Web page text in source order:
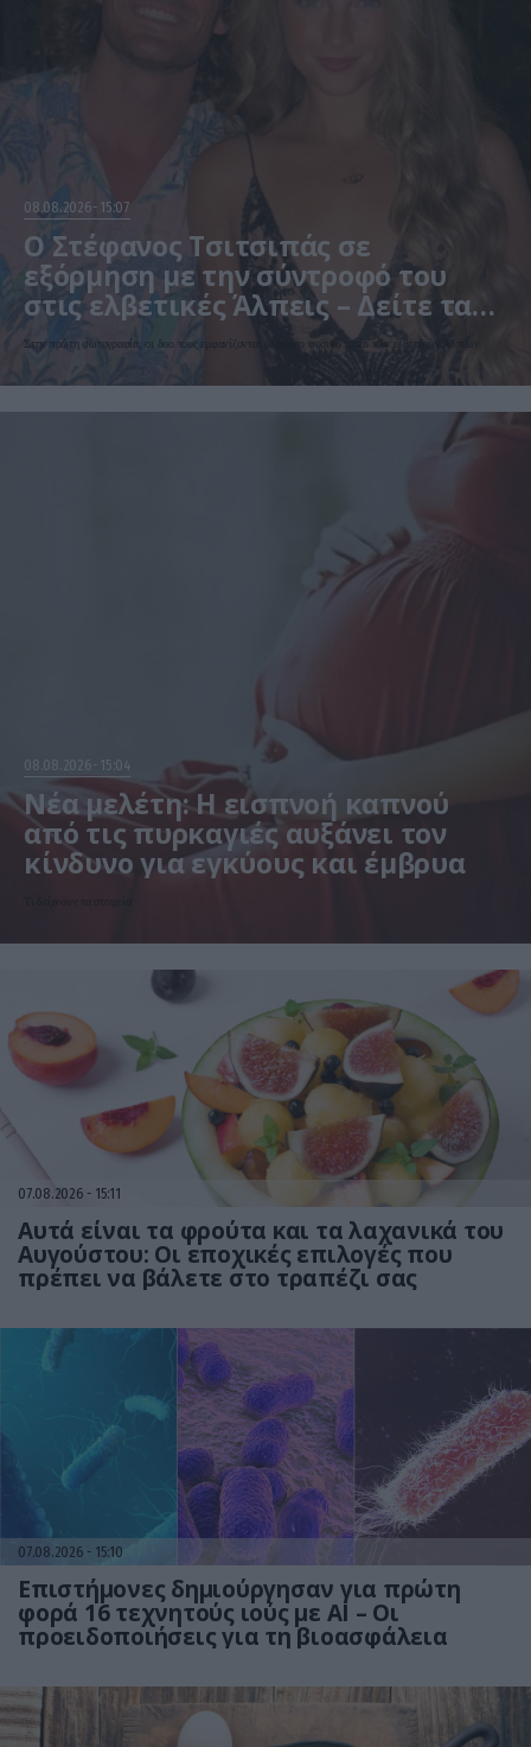
08.08.2026 15:07
Ο Στέφανος Τσιτσιπάς σε
εξόρμηση με την σύντροφό του
στις ελβετικές Άλπεις – Δείτε τα
τρυφερά στιγμιότυπα
Στην πρώτη φωτογραφία, οι δυο τους εμφανίζονται μέσα στο φυσικό τοπίο των ελβετικών Άλπεων
08.08.2026 15:04
Νέα μελέτη: Η εισπνοή καπνού
από τις πυρκαγιές αυξάνει τον
κίνδυνο για εγκύους και έμβρυα
07.08.2026 15:11
Αυτά είναι τα φρούτα και τα λαχανικά του
Αυγούστου: Οι εποχικές επιλογές που
πρέπει να βάλετε στο τραπέζι σας
07.08.2026 15:10
Επιστήμονες δημιούργησαν για πρώτη
φορά 16 τεχνητούς ιούς με AI – Οι
προειδοποιήσεις για τη βιοασφάλεια